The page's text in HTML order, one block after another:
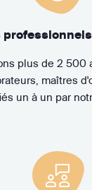
professionnels
plus de 2 500
maîtres
un à un par